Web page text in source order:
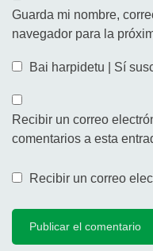
Guarda mi nombre,
navegador para la
Bai harpidetu | Sí
Recibir un correo
comentarios a esta
Recibir un correo